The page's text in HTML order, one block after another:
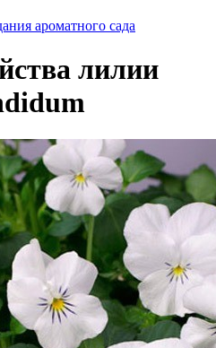
ароматного сада
лилии